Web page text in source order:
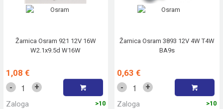
Žarnica Osram 921 12V 16W
W2.1x9.5d W16W
1,08 €
- +
Zaloga >10
Žarnica Osram 3893 12V 4W T4W
BA9s
0,63 €
- +
Zaloga >10